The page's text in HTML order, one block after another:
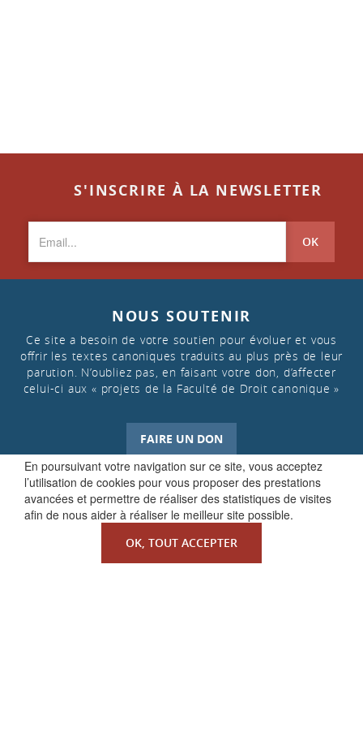
En poursuivant votre navigation sur ce site, vous acceptez
l’utilisation de cookies pour vous proposer des prestations
avancées et permettre de réaliser des statistiques de visites
afin de nous aider à réaliser le meilleur site possible.
OK, TOUT ACCEPTER
S'INSCRIRE À LA NEWSLETTER
OK
NOUS SOUTENIR
Ce site a besoin de votre soutien pour évoluer et vous
offrir les textes canoniques traduits au plus près de leur
parution. N’oubliez pas, en faisant votre don, d’affecter
celui-ci aux « projets de la Faculté de Droit canonique »
FAIRE UN DON